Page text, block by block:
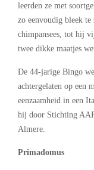
leerden ze met
zo eenvoudig bleek
chimpansees, tot hij
twee dikke maatjes
De 44-jarige Bingo
achtergelaten op een
eenzaamheid in een
hij door Stichting
Almere.
Primadomus